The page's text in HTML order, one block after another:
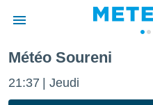
de
Météo Soureni
21:37 Jeudi